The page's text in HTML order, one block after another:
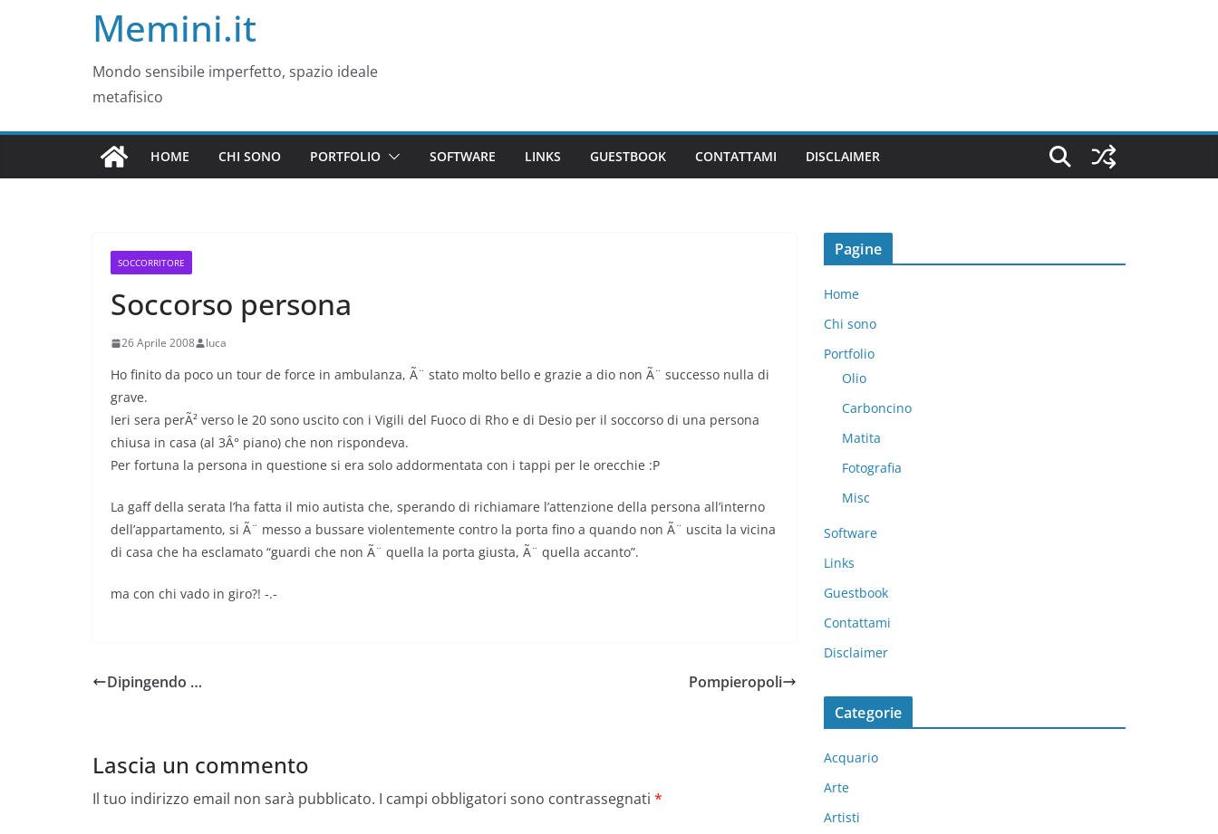
Memini.it
Mondo sensibile imperfetto, spazio ideale
metafisico
HOME CHI SONO PORTFOLIO SOFTWARE LINKS GUESTBOOK CONTATTAMI DISCLAIMER
SOCCORRITORE
Soccorso persona
26 Aprile 2008 luca
Ho finito da poco un tour de force in ambulanza, Ã¨ stato molto bello e grazie a dio non Ã¨ successo nulla di
grave.
Ieri sera perÃ² verso le 20 sono uscito con i Vigili del Fuoco di Rho e di Desio per il soccorso di una persona
chiusa in casa (al 3Â° piano) che non rispondeva.
Per fortuna la persona in questione si era solo addormentata con i tappi per le orecchie :P
La gaff della serata l’ha fatta il mio autista che, sperando di richiamare l’attenzione della persona all’interno
dell’appartamento, si Ã¨ messo a bussare violentemente contro la porta fino a quando non Ã¨ uscita la vicina
di casa che ha esclamato “guardi che non Ã¨ quella la porta giusta, Ã¨ quella accanto”.
ma con chi vado in giro?! -.-
Dipingendo … Pompieropoli
Lascia un commento
Il tuo indirizzo email non sarà pubblicato. I campi obbligatori sono contrassegnati *
Pagine
Home
Chi sono
Portfolio
Olio
Carboncino
Matita
Fotografia
Misc
Software
Links
Guestbook
Contattami
Disclaimer
Categorie
Acquario
Arte
Artisti